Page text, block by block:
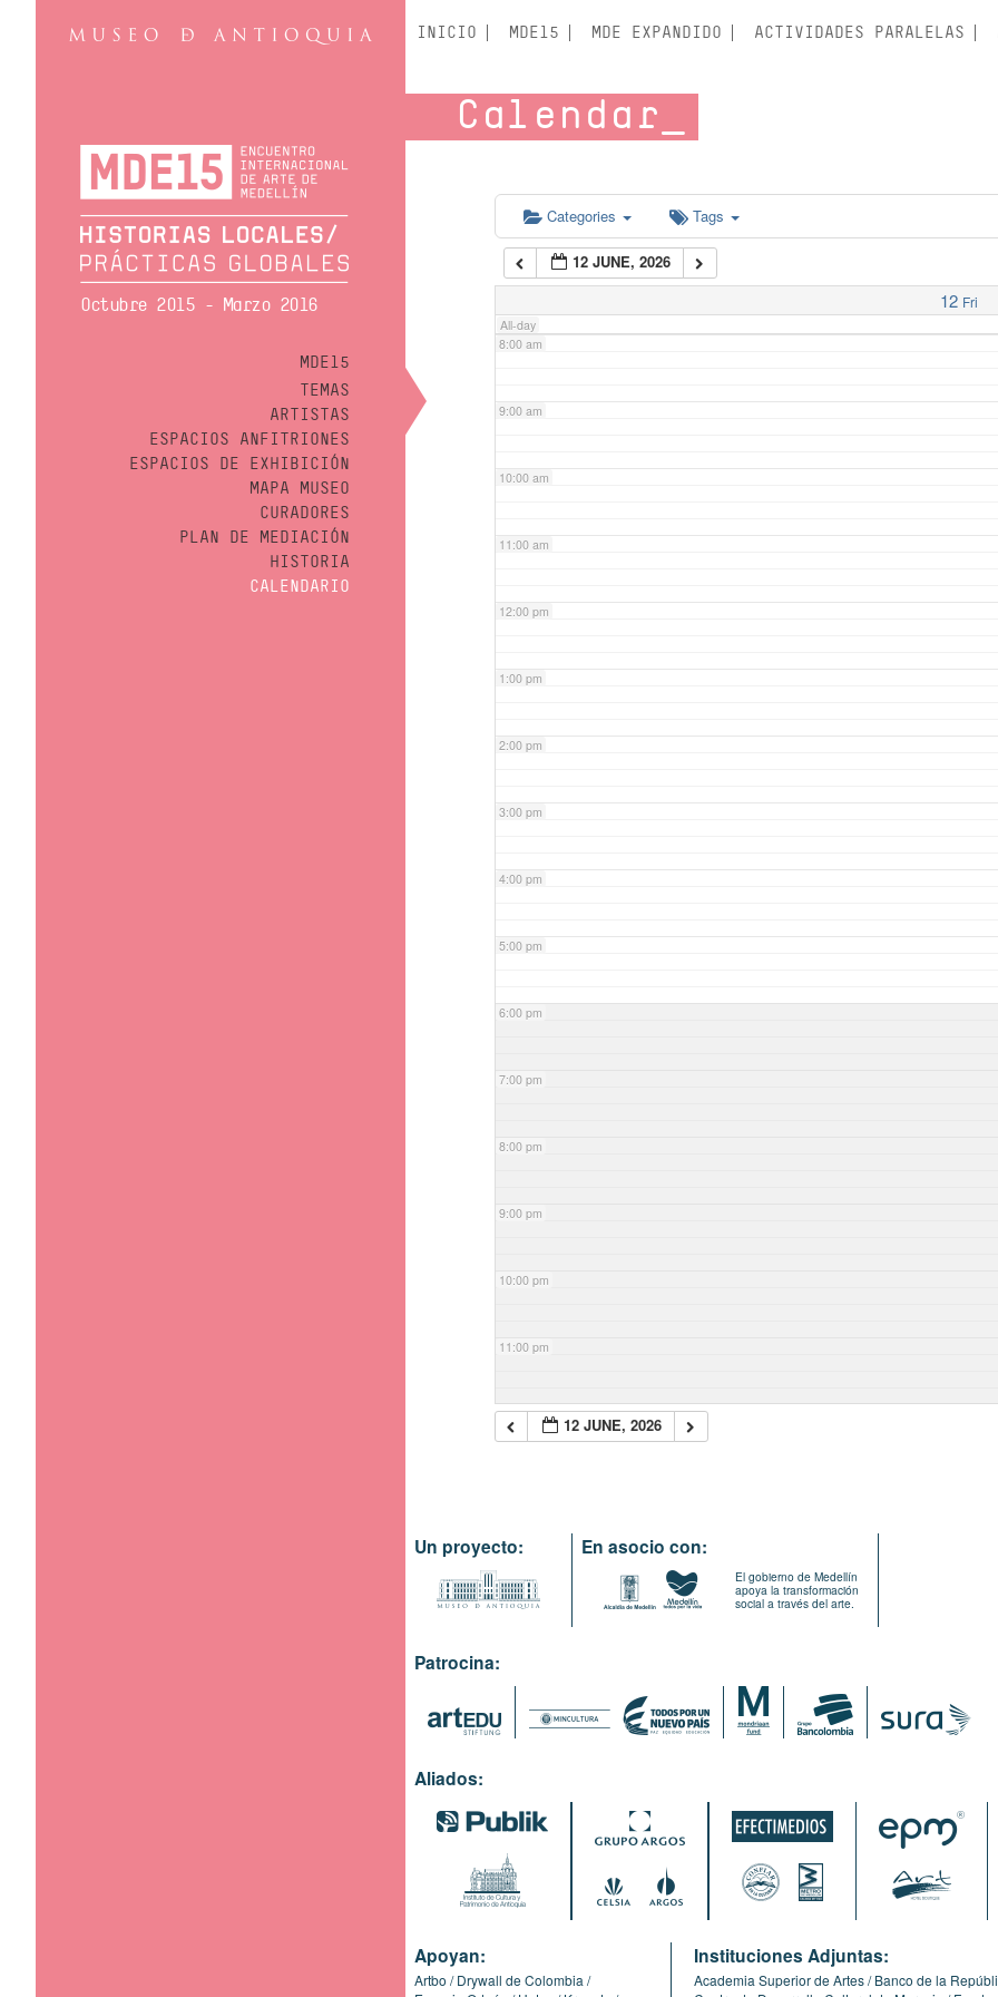
Octubre 2015 - Marzo 2016
MDE15
TEMAS
ARTISTAS
ESPACIOS ANFITRIONES
ESPACIOS DE EXHIBICIÓN
MAPA MUSEO
CURADORES
PLAN DE MEDIACIÓN
HISTORIA
CALENDARIO
INICIO MDE15 MDE EXPANDIDO ACTIVIDADES PARALELAS
Calendar
Categories Tags
12 JUNE, 2026
12 Fri
All-day
5:00 am
6:00 am
7:00 am
8:00 am
9:00 am
10:00 am
11:00 am
12:00 pm
1:00 pm
2:00 pm
3:00 pm
4:00 pm
5:00 pm
6:00 pm
7:00 pm
8:00 pm
9:00 pm
10:00 pm
11:00 pm
12 JUNE, 2026
Un proyecto: En asocio con:
El gobierno de Medellín
apoya la transformación
social a través del arte.
Patrocina:
Aliados:
Apoyan:
Artbo
Drywall de Colombia
Instituciones Adjuntas:
Academia Superior de Artes Banco de la